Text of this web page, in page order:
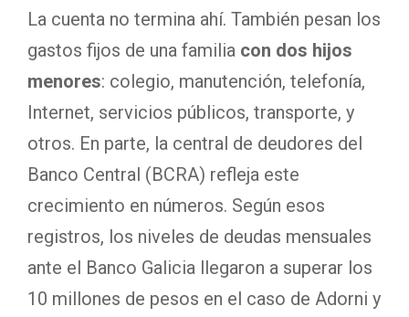
La cuenta no termina ahí. También pesan los
gastos fijos de una familia con dos hijos
menores: colegio, manutención, telefonía,
Internet, servicios públicos, transporte, y
otros. En parte, la central de deudores del
Banco Central (BCRA) refleja este
crecimiento en números. Según esos
registros, los niveles de deudas mensuales
ante el Banco Galicia llegaron a superar los
10 millones de pesos en el caso de Adorni y